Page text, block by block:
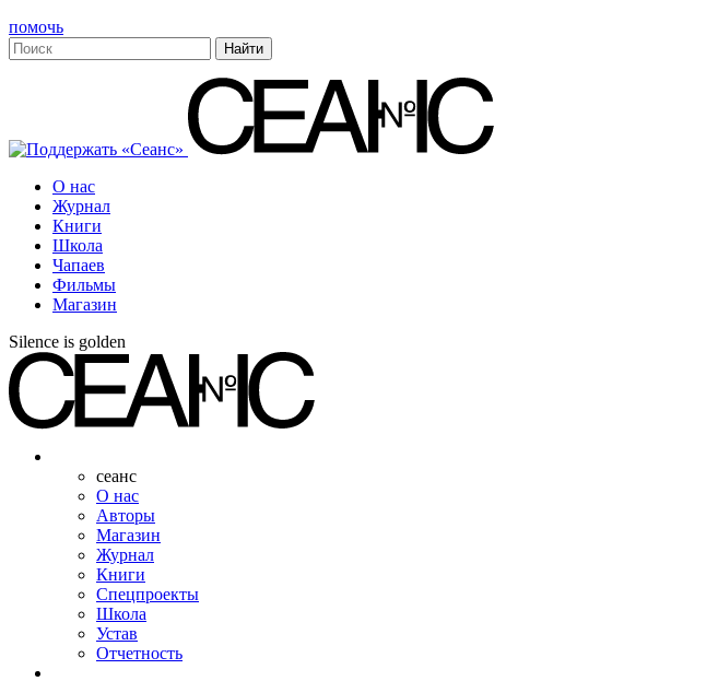
помочь
О нас
Журнал
Книги
Школа
Чапаев
Фильмы
Магазин
Silence is golden
сеанс
О нас
Авторы
Магазин
Журнал
Книги
Спецпроекты
Школа
Устав
Отчетность